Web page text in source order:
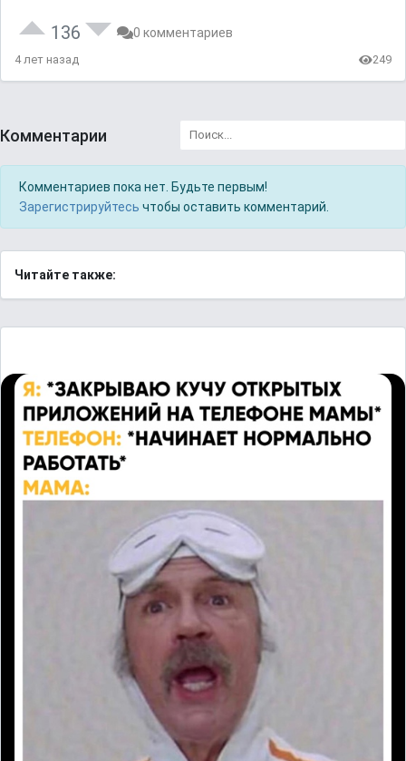
136 0 комментариев
4 лет назад 249
Комментарии
Комментариев пока нет. Будьте первым!
Зарегистрируйтесь чтобы оставить комментарий.
Читайте также: